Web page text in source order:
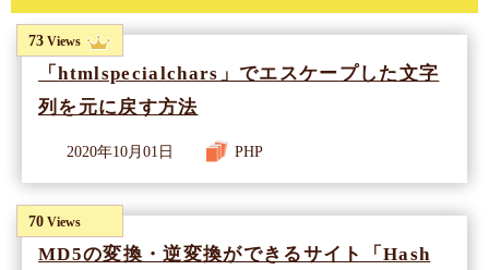
73 Views
「htmlspecialchars」でエスケープした文字
列を元に戻す方法
2020年10月01日 PHP
70 Views
MD5の変換・逆変換ができるサイト「Hash